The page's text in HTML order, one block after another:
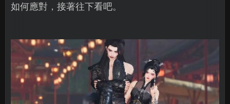
如何應對，接著往下看吧。